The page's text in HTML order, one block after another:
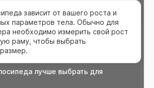
зависит от вашего роста и
параметров тела. Обычно для
необходимо измерить свой рост
раму, чтобы выбрать
лучше выбрать для